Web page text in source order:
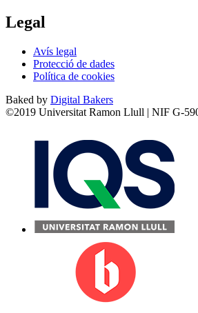
Legal
Avís legal
Protecció de dades
Política de cookies
Baked by Digital Bakers
©2019 Universitat Ramon Llull | NIF G-